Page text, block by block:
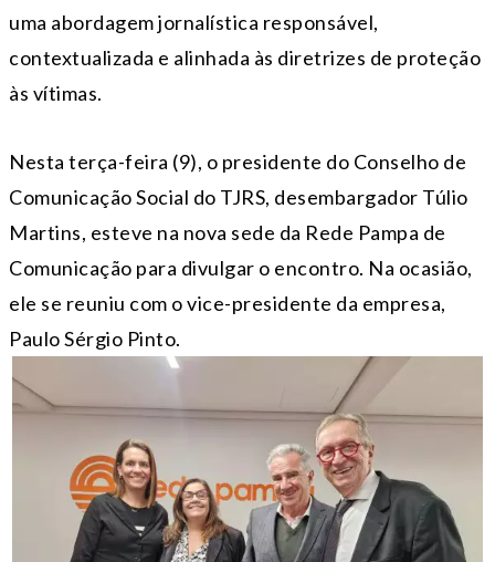
uma abordagem jornalística responsável,
contextualizada e alinhada às diretrizes de proteção
às vítimas.
Nesta terça-feira (9), o presidente do Conselho de
Comunicação Social do TJRS, desembargador Túlio
Martins, esteve na nova sede da Rede Pampa de
Comunicação para divulgar o encontro. Na ocasião,
ele se reuniu com o vice-presidente da empresa,
Paulo Sérgio Pinto.